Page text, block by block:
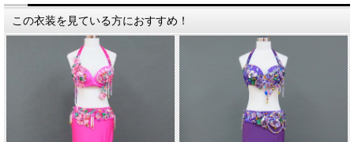
この衣装を見ている方におすすめ！